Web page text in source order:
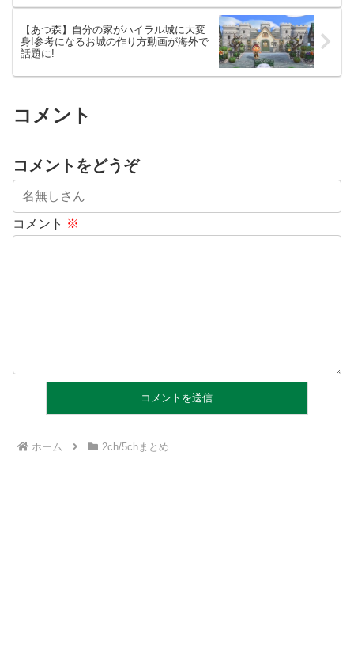
【あつ森】自分の家がハイラル城に大変
身!参考になるお城の作り方動画が海外で
話題に!
コメント
コメントをどうぞ
コメント ※
ホーム 2ch/5chまとめ